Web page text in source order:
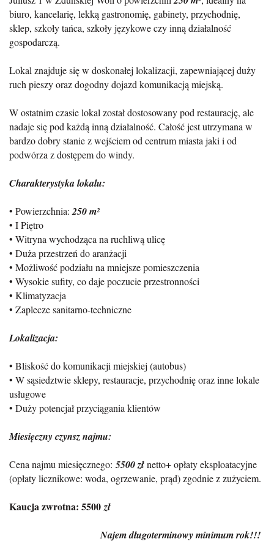
biuro, kancelarię, lekką gastronomię, gabinety, przychodnię,
sklep, szkoły tańca, szkoły językowe czy inną działalność
gospodarczą.
Lokal znajduje się w doskonałej lokalizacji, zapewniającej duży
ruch pieszy oraz dogodny dojazd komunikacją miejską.
W ostatnim czasie lokal został dostosowany pod restaurację, ale
nadaje się pod każdą inną działalność. Całość jest utrzymana w
bardzo dobry stanie z wejściem od centrum miasta jaki i od
podwórza z dostępem do windy.
Charakterystyka lokalu:
•⁠ ⁠Powierzchnia: 250 m²
•⁠ ⁠I Piętro
•⁠ ⁠Witryna wychodząca na ruchliwą ulicę
•⁠ ⁠Duża przestrzeń do aranżacji
•⁠ ⁠Możliwość podziału na mniejsze pomieszczenia
•⁠ ⁠Wysokie sufity, co daje poczucie przestronności
•⁠ ⁠Klimatyzacja
•⁠ ⁠Zaplecze sanitarno-techniczne
Lokalizacja:
•⁠ ⁠Bliskość do komunikacji miejskiej (autobus)
•⁠ ⁠W sąsiedztwie sklepy, restauracje, przychodnię oraz inne lokale
usługowe
•⁠ ⁠Duży potencjał przyciągania klientów
Miesięczny czynsz najmu:
Cena najmu miesięcznego: 5500 złnetto+ opłaty eksploatacyjne
(opłaty licznikowe: woda, ogrzewanie, prąd) zgodnie z zużyciem.
Kaucja zwrotna: 5500zł
Najem długoterminowy minimum rok!!!